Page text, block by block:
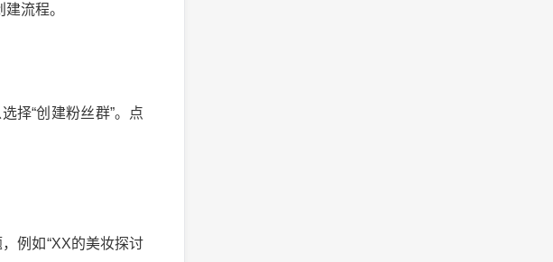
流程。
择“创建粉丝群”。点
例如“XX的美妆探讨